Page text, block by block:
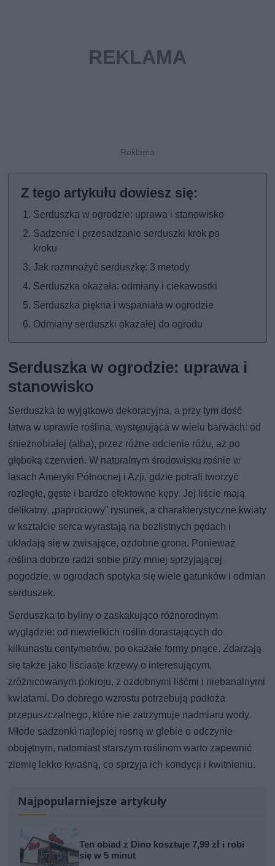
Serduszka w ogrodzie: uprawa i stanowisko
Sadzenie i przesadzanie serduszki krok po
kroku
Jak rozmnożyć serduszkę: 3 metody
Serduszka okazała: odmiany i ciekawostki
Serduszka piękna i wspaniała w ogrodzie
Odmiany serduszki okazałej do ogrodu
Serduszka w ogrodzie: uprawa i
stanowisko
Serduszka to wyjątkowo dekoracyjna, a przy tym dość
łatwa w uprawie roślina, występująca w wielu barwach: od
śnieżnobiałej (alba), przez różne odcienie różu, aż po
głęboką czerwień. W naturalnym środowisku rośnie w
lasach Ameryki Północnej i Azji, gdzie potrafi tworzyć
rozległe, gęste i bardzo efektowne kępy. Jej liście mają
delikatny, „paprociowy” rysunek, a charakterystyczne kwiaty
w kształcie serca wyrastają na bezlistnych pędach i
układają się w zwisające, ozdobne grona. Ponieważ
roślina dobrze radzi sobie przy mniej sprzyjającej
pogodzie, w ogrodach spotyka się wiele gatunków i odmian
serduszek.
Serduszka to byliny o zaskakująco różnorodnym
wyglądzie: od niewielkich roślin dorastających do
kilkunastu centymetrów, po okazałe formy pnące. Zdarzają
się także jako liściaste krzewy o interesującym,
zróżnicowanym pokroju, z ozdobnymi liśćmi i niebanalnymi
kwiatami. Do dobrego wzrostu potrzebują podłoża
przepuszczalnego, które nie zatrzymuje nadmiaru wody.
Młode sadzonki najlepiej rosną w glebie o odczynie
obojętnym, natomiast starszym roślinom warto zapewnić
ziemię lekko kwaśną, co sprzyja ich kondycji i kwitnieniu.
Najpopularniejsze artykuły
Ten obiad z Dino kosztuje 7,99 zł i robi
się w 5 minut